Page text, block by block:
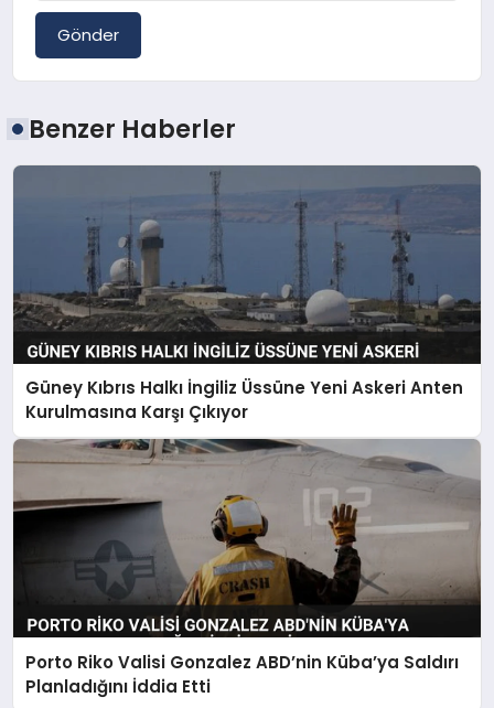
Gönder
Benzer Haberler
Güney Kıbrıs Halkı İngiliz Üssüne Yeni Askeri Anten
Kurulmasına Karşı Çıkıyor
Porto Riko Valisi Gonzalez ABD’nin Küba’ya Saldırı
Planladığını İddia Etti